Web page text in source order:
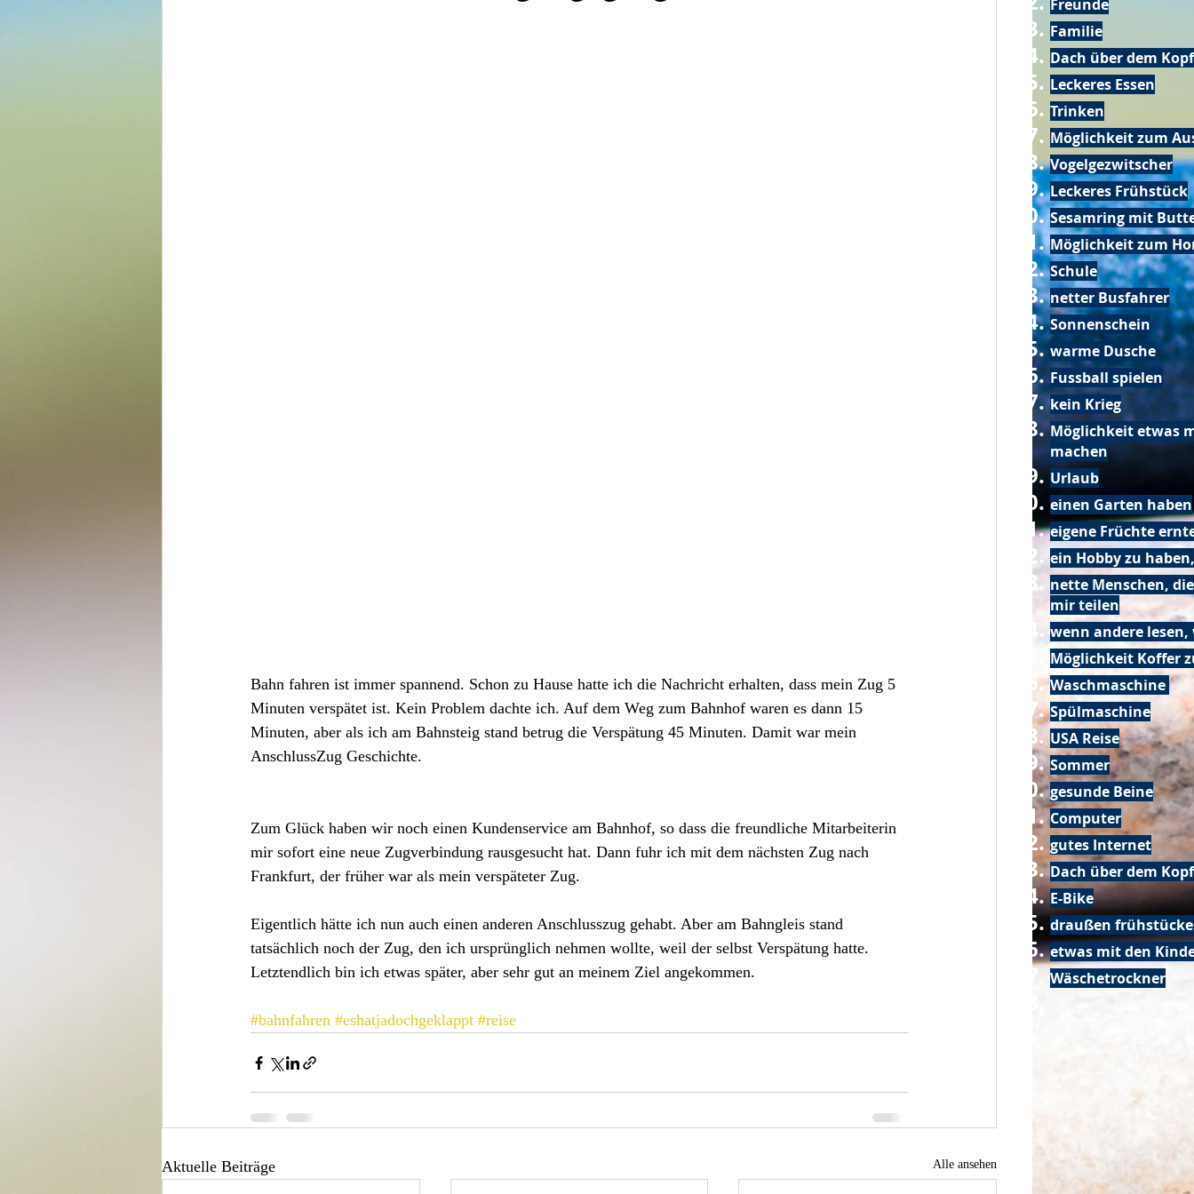
Bahn fahren ist immer spannend. Schon zu Hause hatte ich die Nachricht erhalten, dass mein Zug 5
Minuten verspätet ist. Kein Problem dachte ich. Auf dem Weg zum Bahnhof waren es dann 15
Minuten, aber als ich am Bahnsteig stand betrug die Verspätung 45 Minuten. Damit war mein
AnschlussZug Geschichte.
Zum Glück haben wir noch einen Kundenservice am Bahnhof, so dass die freundliche Mitarbeiterin
mir sofort eine neue Zugverbindung rausgesucht hat. Dann fuhr ich mit dem nächsten Zug nach
Frankfurt, der früher war als mein verspäteter Zug.
Eigentlich hätte ich nun auch einen anderen Anschlusszug gehabt. Aber am Bahngleis stand
tatsächlich noch der Zug, den ich ursprünglich nehmen wollte, weil der selbst Verspätung hatte.
Letztendlich bin ich etwas später, aber sehr gut an meinem Ziel angekommen.
#bahnfahren #eshatjadochgeklappt #reise
Aktuelle Beiträge Alle ansehen
Freunde
Familie
Dach über dem Kopf
Leckeres Essen
Trinken
Möglichkeit zum
Vogelgezwitscher
Leckeres Frühstück
Sesamring mit
Möglichkeit zum
Schule
netter Busfahrer
Sonnenschein
warme Dusche
Fussball spielen
kein Krieg
Möglichkeit etwas
machen
Urlaub
einen Garten haben
eigene Früchte
ein Hobby zu
nette Menschen,
mir teilen
wenn andere lesen,
Möglichkeit Koffer
Waschmaschine
Spülmaschine
USA Reise
Sommer
gesunde Beine
Computer
gutes Internet
Dach über dem Kopf
E-Bike
draußen
etwas mit den
Wäschetrockner